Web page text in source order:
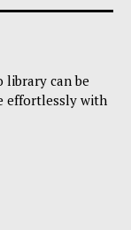
library can be
effortlessly with